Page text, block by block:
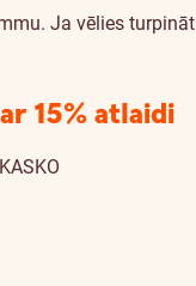
Ja vēlies
ar 15% atlaidi